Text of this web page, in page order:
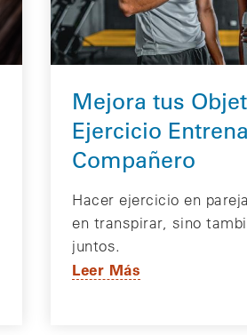
Mejora tus
Ejercicio
Compañero
Hacer ejercicio en
en transpirar, sino
juntos.
Leer Más